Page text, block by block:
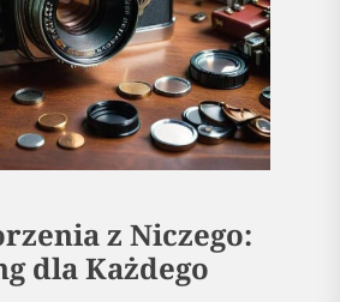
z Niczego:
dla Każdego